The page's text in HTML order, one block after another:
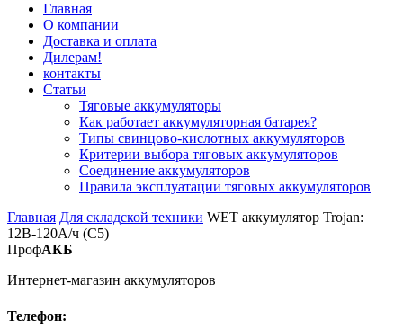
Главная
О компании
Доставка и оплата
Дилерам!
контакты
Статьи
Тяговые аккумуляторы
Как работает аккумуляторная батарея?
Типы свинцово-кислотных аккумуляторов
Критерии выбора тяговых аккумуляторов
Соединение аккумуляторов
Правила эксплуатации тяговых аккумуляторов
Главная Для складской техники WET аккумулятор Trojan:
12В-120А/ч (С5)
ПрофАКБ
Интернет-магазин аккумуляторов
Телефон: